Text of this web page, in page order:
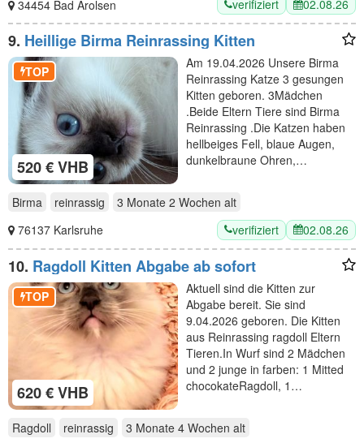
34454 Bad Arolsen
verifiziert 02.08.26
9. Heillige Birma Reinrassing Kitten
520 € VHB
TOP
Am 19.04.2026 Unsere Birma
Reinrassing Katze 3 gesungen
Kitten geboren. 3Mädchen
.Beide Eltern Tiere sind Birma
Reinrassing .Die Katzen haben
hellbeiges Fell, blaue Augen,
dunkelbraune Ohren,…
Birma reinrassig 3 Monate 2 Wochen alt
76137 Karlsruhe
verifiziert 02.08.26
10. Ragdoll Kitten Abgabe ab sofort
620 € VHB
TOP
Aktuell sind die Kitten zur
Abgabe bereit. Sie sind
9.04.2026 geboren. Die Kitten
aus Reinrassing ragdoll Eltern
Tieren.In Wurf sind 2 Mädchen
und 2 junge in farben: 1 Mitted
chocokateRagdoll, 1…
Ragdoll reinrassig 3 Monate 4 Wochen alt